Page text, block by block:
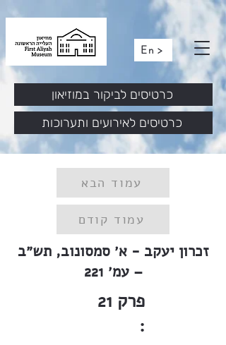
En >
כרטיסים לאירועים ותערוכות
כרטיסים לביקור במוזיאון
עמוד הבא
עמוד קודם
זכרון יעקב - א׳ סמסונוב, תש״ב
– עמ׳ 221
21 פרק
: